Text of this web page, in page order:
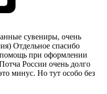
сувениры, очень
Отдельное спасибо
при оформлении
России очень долго
минус. Но тут особо без